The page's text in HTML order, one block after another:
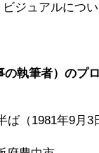
ジュアルにつ
の執筆者）のプ
ば（1981年9月3